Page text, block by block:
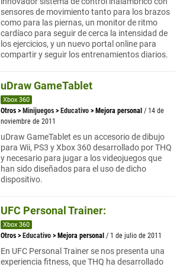
sensores de movimiento tanto para los brazos
como para las piernas, un monitor de ritmo
cardíaco para seguir de cerca la intensidad de
los ejercicios, y un nuevo portal online para
compartir y seguir los entrenamientos diarios.
uDraw GameTablet
Xbox 360
Otros > Minijuegos > Educativo > Mejora personal / 14 de
noviembre de 2011
uDraw GameTablet es un accesorio de dibujo
para Wii, PS3 y Xbox 360 desarrollado por THQ
y necesario para jugar a los videojuegos que
han sido diseñados para el uso de dicho
dispositivo.
UFC Personal Trainer:
Xbox 360
Otros > Educativo > Mejora personal / 1 de julio de 2011
En UFC Personal Trainer se nos presenta una
experiencia fitness, que THQ ha desarrollado